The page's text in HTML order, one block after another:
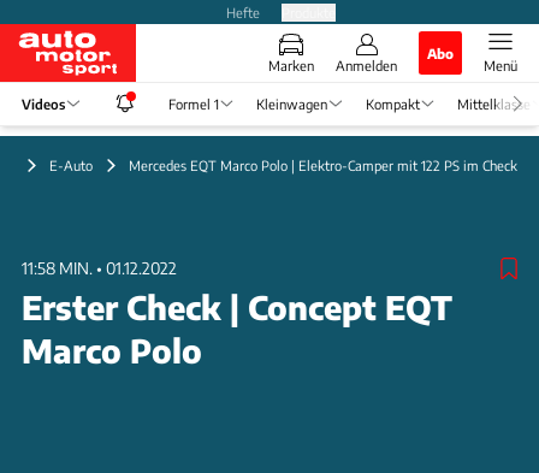
Hefte
Marken Anmelden
Abo
Menü
Videos Formel 1 Kleinwagen Kompakt Mittelklasse
E-Auto Mercedes EQT Marco Polo | Elektro-Camper mit 122 PS im Check
11:58 MIN. • 01.12.2022
Erster Check | Concept EQT
Marco Polo